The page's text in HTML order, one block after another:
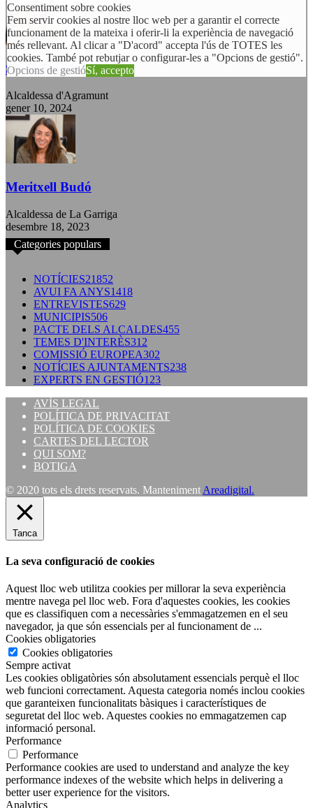
Sílvia Fernández
Alcaldessa d'Agramunt
gener 10, 2024
Meritxell Budó
Alcaldessa de La Garriga
desembre 18, 2023
Categories populars
NOTÍCIES21852
AVUI FA ANYS1418
ENTREVISTES629
MUNICIPIS506
PACTE DELS ALCALDES455
TEMES D'INTERÈS312
COMISSIÓ EUROPEA302
NOTÍCIES AJUNTAMENTS238
EXPERTS EN GESTIÓ123
AVÍS LEGAL
POLÍTICA DE PRIVACITAT
POLÍTICA DE COOKIES
CARTES DEL LECTOR
QUI SOM?
BOTIGA
© 2020 tots els drets reservats. Manteniment Areadigital.
Consentiment sobre cookies
Fem servir cookies al nostre lloc web per a garantir el correcte
funcionament de la mateixa i oferir-li la experiència de navegació
més rellevant. Al clicar a "D'acord" accepta l'ús de TOTES les
cookies. També pot rebutjar o configurar-les a "Opcions de gestió".
Opcions de gestióSí, accepto
Tanca
La seva configuració de cookies
Aquest lloc web utilitza cookies per millorar la seva experiència
mentre navega pel lloc web. Fora d'aquestes cookies, les cookies
que es classifiquen com a necessàries s'emmagatzemen en el seu
navegador, ja que són essencials per al funcionament de ...
Cookies obligatories
Cookies obligatories
Sempre activat
Les cookies obligatòries són absolutament essencials perquè el lloc
web funcioni correctament. Aquesta categoria només inclou cookies
que garanteixen funcionalitats bàsiques i característiques de
seguretat del lloc web. Aquestes cookies no emmagatzemen cap
informació personal.
Performance
Performance
Performance cookies are used to understand and analyze the key
performance indexes of the website which helps in delivering a
better user experience for the visitors.
Analytics